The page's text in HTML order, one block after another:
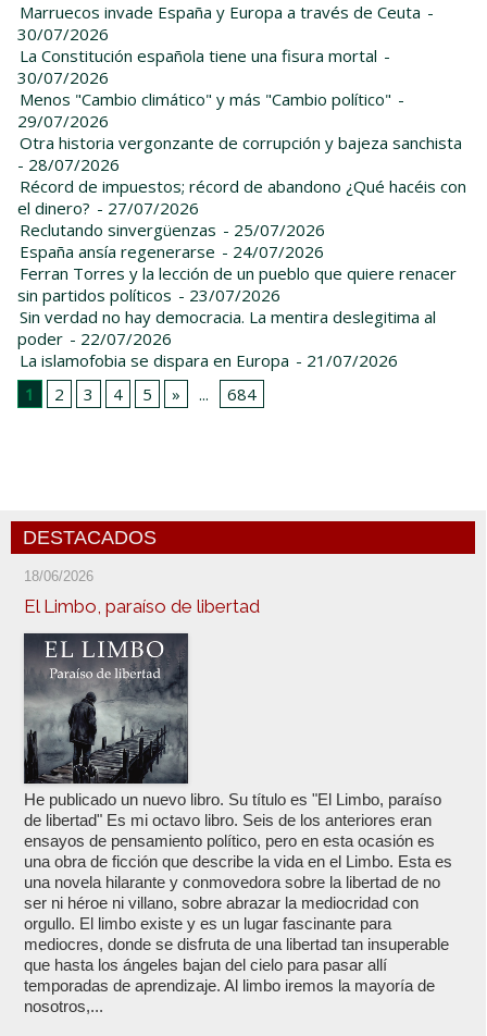
Marruecos invade España y Europa a través de Ceuta -
30/07/2026
La Constitución española tiene una fisura mortal -
30/07/2026
Menos "Cambio climático" y más "Cambio político" -
29/07/2026
Otra historia vergonzante de corrupción y bajeza sanchista
- 28/07/2026
Récord de impuestos; récord de abandono ¿Qué hacéis con
el dinero? - 27/07/2026
Reclutando sinvergüenzas - 25/07/2026
España ansía regenerarse - 24/07/2026
Ferran Torres y la lección de un pueblo que quiere renacer
sin partidos políticos - 23/07/2026
Sin verdad no hay democracia. La mentira deslegitima al
poder - 22/07/2026
La islamofobia se dispara en Europa - 21/07/2026
1
2 3 4 5 » ... 684
DESTACADOS
18/06/2026
El Limbo, paraíso de libertad
He publicado un nuevo libro. Su título es "El Limbo, paraíso
de libertad" Es mi octavo libro. Seis de los anteriores eran
ensayos de pensamiento político, pero en esta ocasión es
una obra de ficción que describe la vida en el Limbo. Esta es
una novela hilarante y conmovedora sobre la libertad de no
ser ni héroe ni villano, sobre abrazar la mediocridad con
orgullo. El limbo existe y es un lugar fascinante para
mediocres, donde se disfruta de una libertad tan insuperable
que hasta los ángeles bajan del cielo para pasar allí
temporadas de aprendizaje. Al limbo iremos la mayoría de
nosotros,...